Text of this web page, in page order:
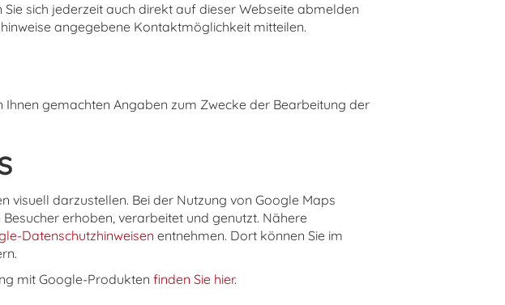
sich jederzeit auch direkt auf dieser Webseite abmelden
angegebene Kontaktmöglichkeit mitteilen.
gemachten Angaben zum Zwecke der Bearbeitung der
visuell darzustellen. Bei der Nutzung von Google Maps
erhoben, verarbeitet und genutzt. Nähere
Datenschutzhinweisen entnehmen. Dort können Sie im
mit Google-Produkten finden Sie hier.